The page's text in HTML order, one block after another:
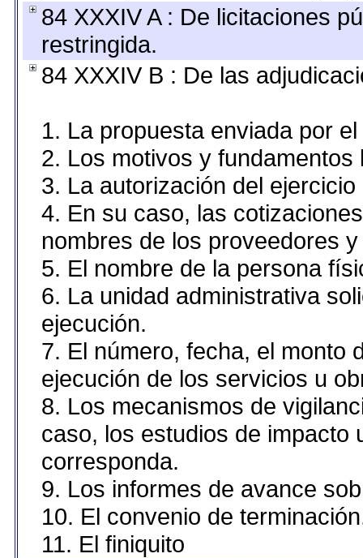
84 XXXIV A : De licitaciones
restringida.
84 XXXIV B : De las
1. La propuesta enviada por
2. Los motivos y
3. La autorización del
4. En su caso, las
nombres de los proveedores
5. El nombre de la persona
6. La unidad administrativa
ejecución.
7. El número, fecha, el monto
ejecución de los servicios u
8. Los mecanismos de
caso, los estudios de impacto
corresponda.
9. Los informes de avance
10. El convenio de
11. El finiquito